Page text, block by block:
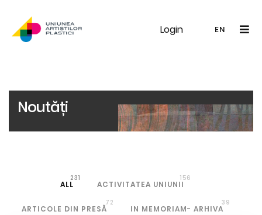
Login EN
UAP Galerie Noutăți
Noutăți
ALL
231
ACTIVITATEA UNIUNII
156
ARTICOLE DIN PRESĂ
72
IN MEMORIAM- ARHIVA
39